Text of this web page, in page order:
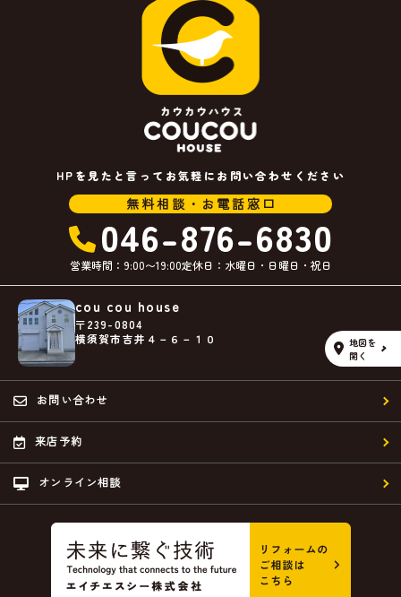
HPを見たと言ってお気軽にお問い合わせください
無料相談・お電話窓口
046-876-6830
営業時間：9:00〜19:00定休日：水曜日・日曜日・祝日
cou cou house
〒239-0804
横須賀市吉井４－６－１０
地図を
開く
お問い合わせ
来店予約
オンライン相談